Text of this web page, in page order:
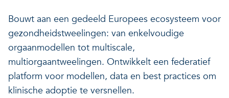
Bouwt aan een gedeeld Europees ecosysteem voor
gezondheidstweelingen: van enkelvoudige
orgaanmodellen tot multiscale,
multiorgaantweelingen. Ontwikkelt een federatief
platform voor modellen, data en best practices om
klinische adoptie te versnellen.